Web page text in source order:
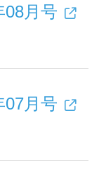
08月号
07月号